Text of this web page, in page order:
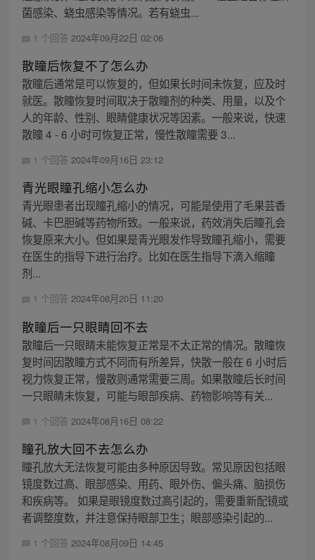
菌感染、蛲虫感染等情况。若有蛲虫...
1 个回答 2024年09月22日 02:06
散瞳后恢复不了怎么办
散瞳后通常是可以恢复的，但如果长时间未恢复，应及时
就医。散瞳恢复时间取决于散瞳剂的种类、用量，以及个
人的年龄、性别、眼睛健康状况等因素。一般来说，快速
散瞳 4 - 6 小时可恢复正常，慢性散瞳需要 3...
1 个回答 2024年09月16日 23:12
青光眼瞳孔缩小怎么办
青光眼患者出现瞳孔缩小的情况，可能是使用了毛果芸香
碱、卡巴胆碱等药物所致。一般来说，药效消失后瞳孔会
恢复原来大小。但如果是青光眼发作导致瞳孔缩小，需要
在医生的指导下进行治疗。比如在医生指导下滴入缩瞳
剂...
1 个回答 2024年08月20日 11:20
散瞳后一只眼睛回不去
散瞳后一只眼睛未能恢复正常是不太正常的情况。散瞳恢
复时间因散瞳方式不同而有所差异，快散一般在 6 小时后
视力恢复正常，慢散则通常需要三周。如果散瞳后长时间
一只眼睛未恢复，可能与眼部疾病、药物影响等有关...
1 个回答 2024年08月16日 08:22
瞳孔放大回不去怎么办
瞳孔放大无法恢复可能由多种原因导致。常见原因包括眼
镜度数过高、眼部感染、用药、眼外伤、偏头痛、脑损伤
和疾病等。 如果是眼镜度数过高引起的，需要重新配镜或
者调整度数，并注意保持眼部卫生；眼部感染引起的...
1 个回答 2024年08月09日 14:45